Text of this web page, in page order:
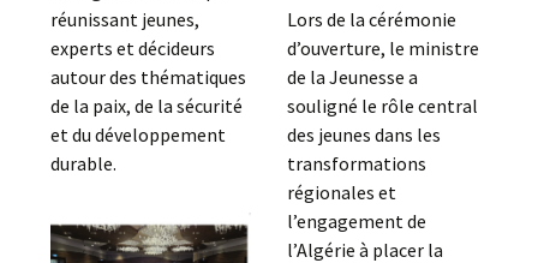
réunissant jeunes,
experts et décideurs
autour des thématiques
de la paix, de la sécurité
et du développement
durable.
Lors de la cérémonie
d’ouverture, le ministre
de la Jeunesse a
souligné le rôle central
des jeunes dans les
transformations
régionales et
l’engagement de
l’Algérie à placer la